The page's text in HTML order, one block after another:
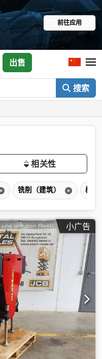
前往应用
搜索
出售
相关性
铣削（建筑） 树
小广告